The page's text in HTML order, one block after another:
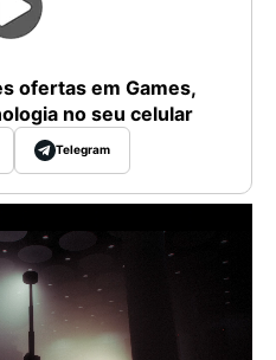
ofertas em Games,
no seu celular
Telegram